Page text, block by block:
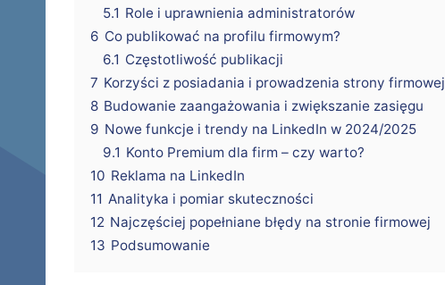
5.1 Role i uprawnienia administratorów
6 Co publikować na profilu firmowym?
6.1 Częstotliwość publikacji
7 Korzyści z posiadania i prowadzenia strony firmowej
8 Budowanie zaangażowania i zwiększanie zasięgu
9 Nowe funkcje i trendy na LinkedIn w 2024/2025
9.1 Konto Premium dla firm – czy warto?
10 Reklama na LinkedIn
11 Analityka i pomiar skuteczności
12 Najczęściej popełniane błędy na stronie firmowej
13 Podsumowanie